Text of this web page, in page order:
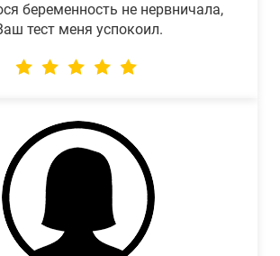
беременность не нервничала,
тест меня успокоил.